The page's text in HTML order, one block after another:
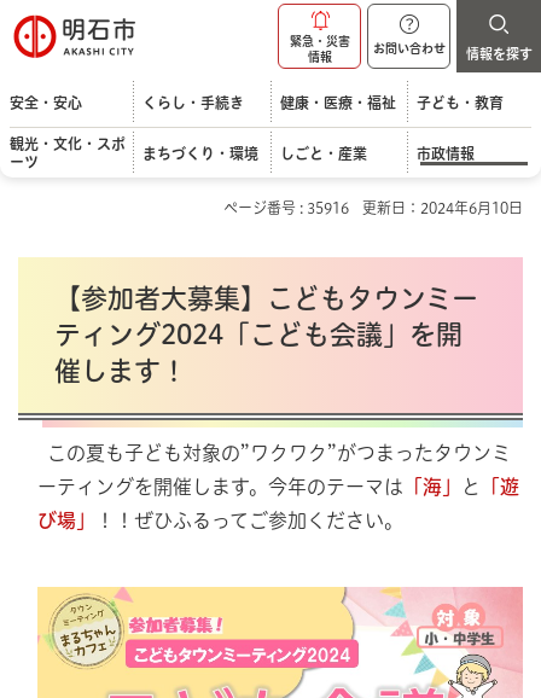
明石市
緊急・災害
情報
お問い合わせ 情報を探す
安全・安心 くらし・手続き 健康・医療・福祉 子ども・教育
観光・文化・スポ
ーツ
まちづくり・環境 しごと・産業 市政情報
ページ番号 : 35916 更新日：2024年6月10日
【参加者大募集】こどもタウンミー
ティング2024「こども会議」を開
催します！
この夏も子ども対象の”ワクワク”がつまったタウンミ
ーティングを開催します。今年のテーマは 「海」 と
「遊
び場」
！！ぜひふるってご参加ください。